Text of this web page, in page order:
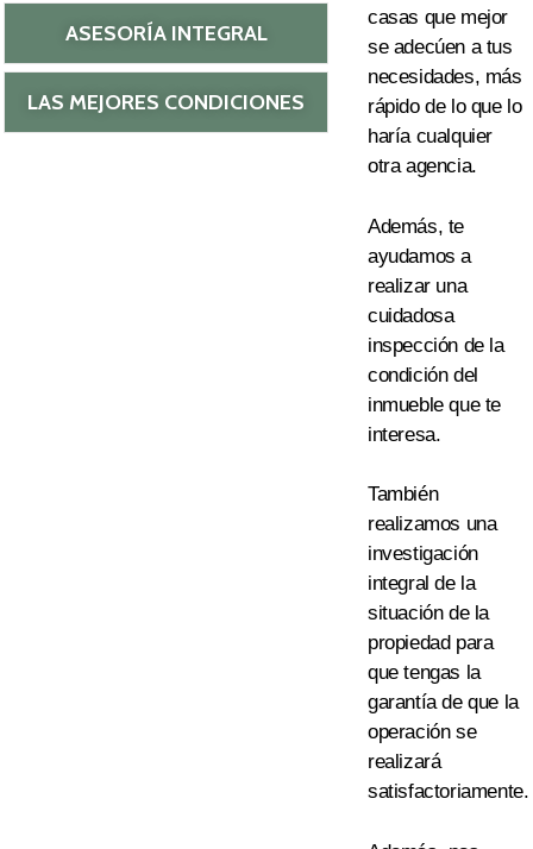
ASESORÍA INTEGRAL
LAS MEJORES CONDICIONES
casas que mejor
se adecúen a tus
necesidades, más
rápido de lo que lo
haría cualquier
otra agencia.
Además, te
ayudamos a
realizar una
cuidadosa
inspección de la
condición del
inmueble que te
interesa.
También
realizamos una
investigación
integral de la
situaciónde la
propiedad para
que tengas la
garantía de que la
operación se
realizará
satisfactoriamente.